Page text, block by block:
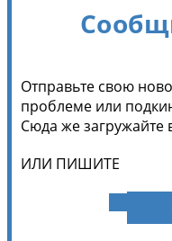
Отправьте свою
проблеме или
Сюда же загружайте
ИЛИ ПИШИТЕ